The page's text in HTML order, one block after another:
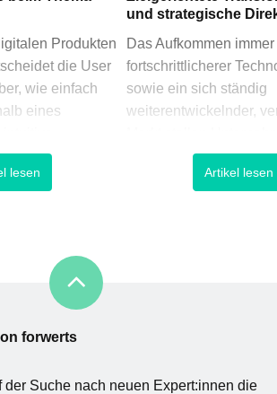
Produkten
die User
wie einfach
eines
Punkt A nach B
Um das
an die
damit […]
lesen
und strategische
Das Aufkommen immer
fortschrittlicherer
sowie ein sich ständig
weiterentwickelnder,
große
es um schnelleArtikel lesen
forwerts
der Suche nach neuen Expert:innen die